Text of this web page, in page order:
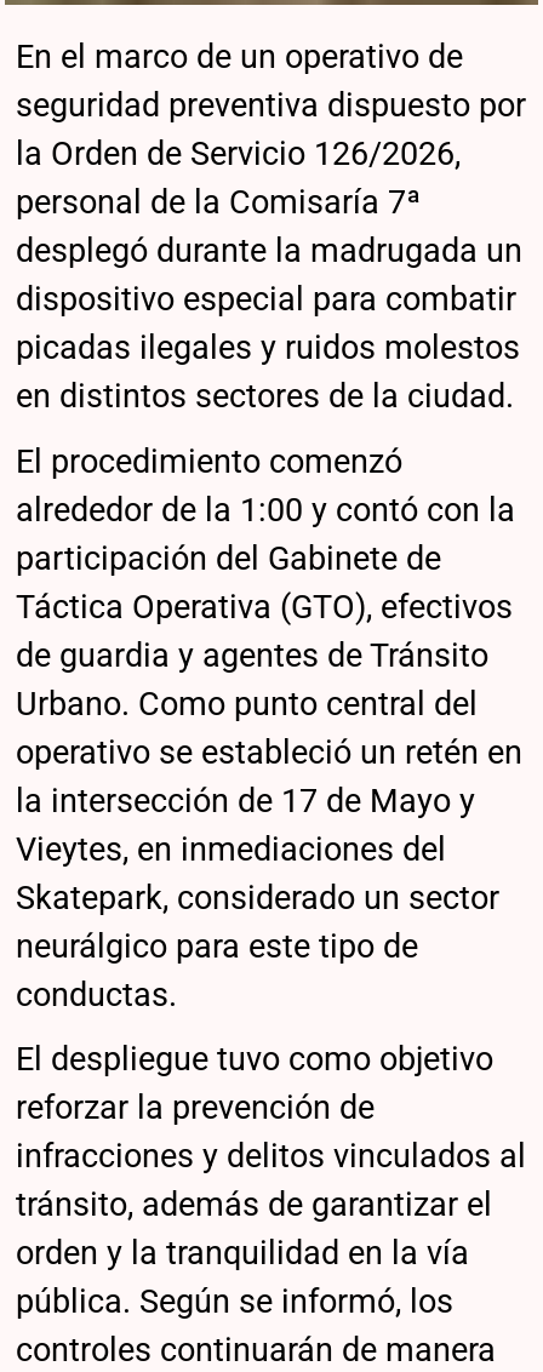
En el marco de un operativo de
seguridad preventiva dispuesto por
la Orden de Servicio 126/2026,
personal de la Comisaría 7ª
desplegó durante la madrugada un
dispositivo especial para combatir
picadas ilegales y ruidos molestos
en distintos sectores de la ciudad.
El procedimiento comenzó
alrededor de la 1:00 y contó con la
participación del Gabinete de
Táctica Operativa (GTO), efectivos
de guardia y agentes de Tránsito
Urbano. Como punto central del
operativo se estableció un retén en
la intersección de 17 de Mayo y
Vieytes, en inmediaciones del
Skatepark, considerado un sector
neurálgico para este tipo de
conductas.
El despliegue tuvo como objetivo
reforzar la prevención de
infracciones y delitos vinculados al
tránsito, además de garantizar el
orden y la tranquilidad en la vía
pública. Según se informó, los
controles continuarán de manera